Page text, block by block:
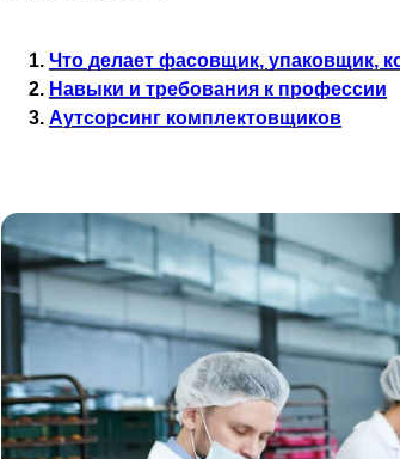
Что делает фасовщик, упаковщик,
Навыки и требования к профессии
Аутсорсинг комплектовщиков